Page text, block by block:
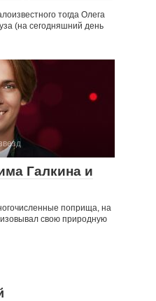
тогда Олега
(на сегодняшний день
Галкина и
поприща, на
свою природную